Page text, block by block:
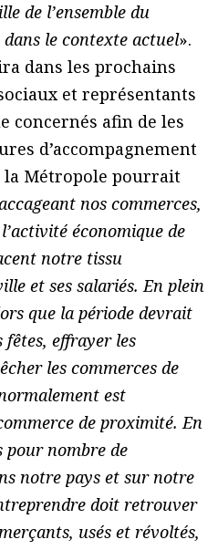
de l’ensemble du
le contexte actuel».
dans les prochains
et représentants
concernés afin de les
d’accompagnement
la Métropole pourrait
nos commerces,
économique de
notre tissu
et ses salariés. En plein
que la période devrait
effrayer les
les commerces de
est
de proximité. En
pour nombre de
notre pays et sur notre
doit retrouver
usés et révoltés,